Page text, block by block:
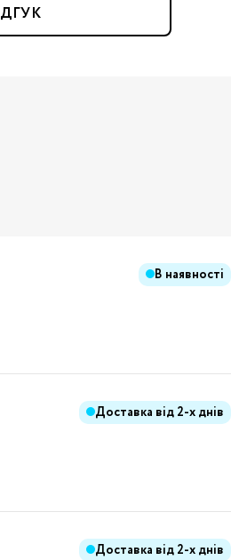
В наявності
Доставка від 2-х днів
Доставка від 2-х днів